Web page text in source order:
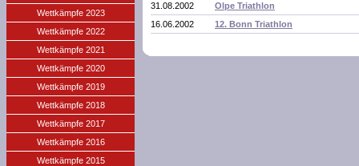
Wettkämpfe 2023
Wettkämpfe 2022
Wettkämpfe 2021
Wettkämpfe 2020
Wettkämpfe 2019
Wettkämpfe 2018
Wettkämpfe 2017
Wettkämpfe 2016
Wettkämpfe 2015
31.08.2002
Olpe Triathlon
16.06.2002
12. Bonn Triathlon